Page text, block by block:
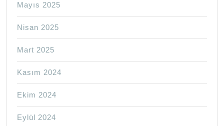
Mayıs 2025
Nisan 2025
Mart 2025
Kasım 2024
Ekim 2024
Eylül 2024